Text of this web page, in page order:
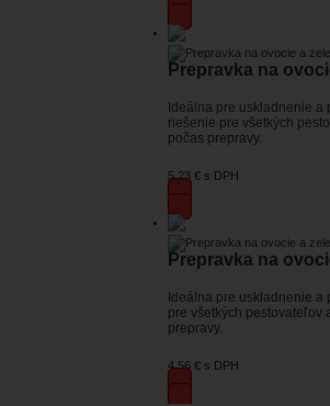
Prepravka na
Ideálna pre uskladnenie
riešenie pre všetkých
počas prepravy.
5,23 € s DPH
Prepravka na
Ideálna pre uskladnenie
pre všetkých pestovateľov
prepravy.
4,56 € s DPH